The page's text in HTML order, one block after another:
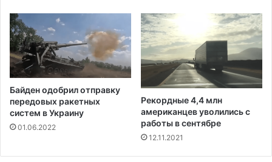
а
п
о
д
е
л
у
Д
е
р
к
о
й
р
а
с
и
р
н
о
Байден одобрил отправку
передовых ракетных
систем в Украину
01.06.2022
Рекордные 4,4 млн
американцев уволились с
работы в сентябре
12.11.2021